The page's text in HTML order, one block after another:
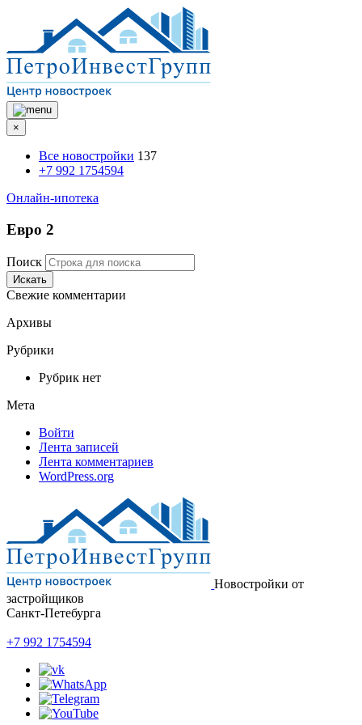
×
Все новостройки 137
+7 992 1754594
Онлайн-ипотека
Евро 2
Поиск
Искать
Свежие комментарии
Архивы
Рубрики
Рубрик нет
Мета
Войти
Лента записей
Лента комментариев
WordPress.org
Новостройки от
застройщиков
Санкт-Петебурга
+7 992 1754594